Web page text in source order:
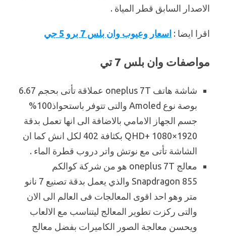
الاصدار السابق قطر المياة .
اقرا ايضا : اسعار وعيوب وان بلس 7 برو 5 جي
مواصفات وان بلس 7 تي
شاشة هاتف oneplus 7T عملاقة تأتى بحجم 6.67
بوصة نوع Amoled والتى تتوفر باستحواذ100%
جسم الجهاز الامامي بالاضافة الى انها تعمل بدقة
QHD+ 1080×1920 بكثافة 402 لكل انش كما ان
الشاشة تأتى مع نوتش واتر دروب قطرة الماء .
معالج oneplus 7T هو من شركة كوالكم
Snapdragon 855 والذي يعمل بدقة تصنيع 7 نانو
متر وهو احد اقوى المعالجات فى العالم الى الان
والتى ركزت تطوير المعالج ليتناسب مع الالعاب
ويحسن معالجة الصور الكاميرات بفضل معالج